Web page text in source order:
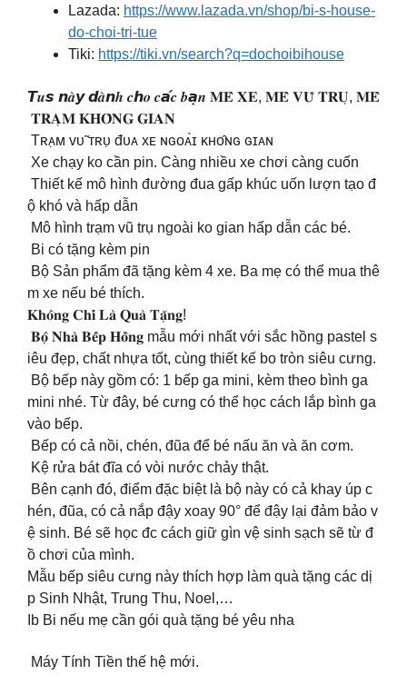
Lazada: https://www.lazada.vn/shop/bi-s-house-
do-choi-tri-tue
Tiki: https://tiki.vn/search?q=dochoibihouse
𝙏𝒖𝙨 𝙣𝒂̀𝙮 𝙙𝒂̀𝙣𝒉 𝒄𝙝𝒐 𝒄𝙖́𝒄 𝒃𝙖̣𝒏 𝐌𝐄̂ 𝐗𝐄, 𝐌𝐄̂ 𝐕𝐔̃ 𝐓𝐑𝐔̣, 𝐌𝐄̂
𝐓𝐑𝐀̣𝐌 𝐊𝐇𝐎̂𝐍𝐆 𝐆𝐈𝐀𝐍
Tʀᴀ̣ᴍ ᴠᴜ̃ ᴛʀᴜ̣ đᴜᴀ xᴇ ɴɢᴏᴀ̀ɪ ᴋʜᴏ̂ɴɢ ɢɪᴀɴ
Xe chạy ko cần pin. Càng nhiều xe chơi càng cuốn
Thiết kế mô hình đường đua gấp khúc uốn lượn tạo đ
ộ khó và hấp dẫn
Mô hình trạm vũ trụ ngoài ko gian hấp dẫn các bé.
Bi có tặng kèm pin
Bộ Sản phẩm đã tặng kèm 4 xe. Ba mẹ có thể mua thê
m xe nếu bé thích.
𝐊𝐡𝐨̂𝐧𝐠 𝐂𝐡𝐢̉ 𝐋𝐚̀ 𝐐𝐮𝐚̀ 𝐓𝐚̣̆𝐧𝐠!
𝐁𝐨̣̂ 𝐍𝐡𝐚̀ 𝐁𝐞̂́𝐩 𝐇𝐨̂̀𝐧𝐠 mẫu mới nhất với sắc hồng pastel s
iêu đẹp, chất nhựa tốt, cùng thiết kế bo tròn siêu cưng.
Bộ bếp này gồm có: 1 bếp ga mini, kèm theo bình ga
mini nhé. Từ đây, bé cưng có thể học cách lắp bình ga
vào bếp.
Bếp có cả nồi, chén, đũa để bé nấu ăn và ăn cơm.
Kệ rửa bát đĩa có vòi nước chảy thật.
Bên cạnh đó, điểm đặc biệt là bộ này có cả khay úp c
hén, đũa, có cả nắp đậy xoay 90° để đậy lại đảm bảo v
ệ sinh. Bé sẽ học đc cách giữ gìn vệ sinh sạch sẽ từ đ
ồ chơi của mình.
Mẫu bếp siêu cưng này thích hợp làm quà tặng các dị
p Sinh Nhật, Trung Thu, Noel,…
Ib Bi nếu mẹ cần gói quà tặng bé yêu nha
Máy Tính Tiền thế hệ mới.